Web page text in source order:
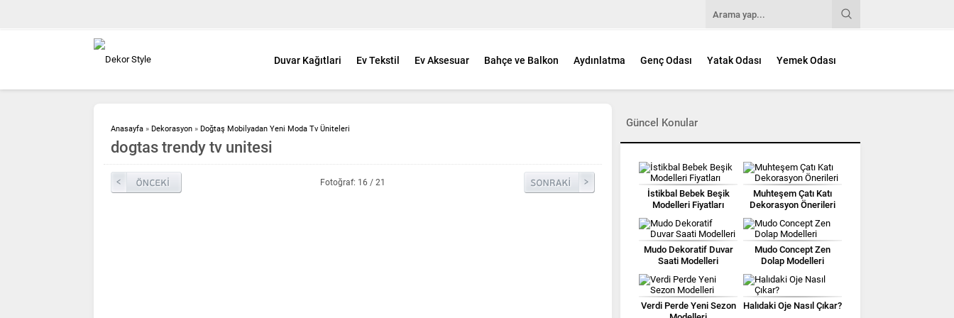
Duvar Kağıtlari Ev Tekstil Ev Aksesuar Bahçe ve Balkon Aydınlatma Genç Odası Yatak Odası Yemek Odası
Anasayfa » Dekorasyon » Doğtaş Mobilyadan Yeni Moda Tv Üniteleri
dogtas trendy tv unitesi
Fotoğraf: 16 / 21
Güncel Konular
İstikbal Bebek Beşik
Modelleri Fiyatları
Muhteşem Çatı Katı
Dekorasyon Önerileri
Mudo Dekoratif Duvar
Saati Modelleri
Mudo Concept Zen
Dolap Modelleri
Verdi Perde Yeni Sezon
Halıdaki Oje Nasıl Çıkar?